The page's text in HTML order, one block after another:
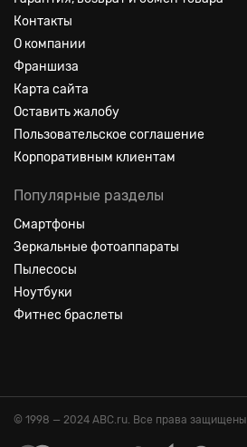
Контакты
О компании
Франшиза
Карта сайта
Оставить жалобу
Пользовательское соглашение
Корпоративным клиентам
Популярные разделы
Смартфоны
Зеркальные фотоаппараты
Пылесосы
Ноутбуки
Фитнес браслеты
© 1998 — 2024 ABC.ru. Все права защищены